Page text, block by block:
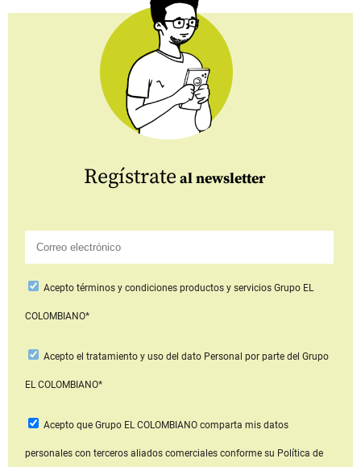
Regístrate al newsletter
Aceptotérminos y condiciones productos y serviciosGrupo EL
COLOMBIANO*
Acepto el tratamiento y uso del dato Personal por parte del Grupo
EL COLOMBIANO*
Acepto que Grupo EL COLOMBIANOcomparta mis datos
personales con terceros aliados comerciales conforme su Política de